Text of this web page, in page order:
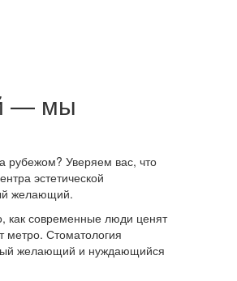
— мы
рубежом? Уверяем вас, что
эстетической
желающий.
как современные люди ценят
метро. Стоматология
желающий и нуждающийся